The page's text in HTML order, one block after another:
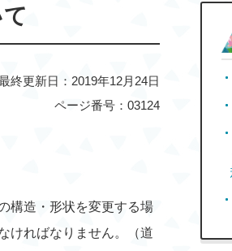
終更新日：2019年12月24日
ページ番号：03124
構造・形状を変更する場
ければなりません。（道